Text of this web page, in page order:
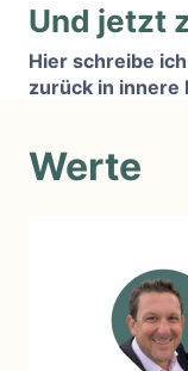
Und jetzt
Hier schreibe
zurück in innere
Werte